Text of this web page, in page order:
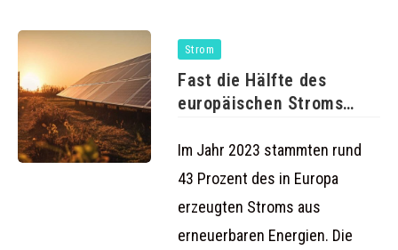
Strom
Fast die Hälfte des
europäischen Stroms
Im Jahr 2023 stammten rund
43 Prozent des in Europa
erzeugten Stroms aus
erneuerbaren Energien. Die